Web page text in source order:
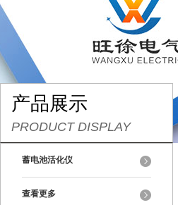
产品展示
PRODUCT DISPLAY
蓄电池活化仪
查看更多